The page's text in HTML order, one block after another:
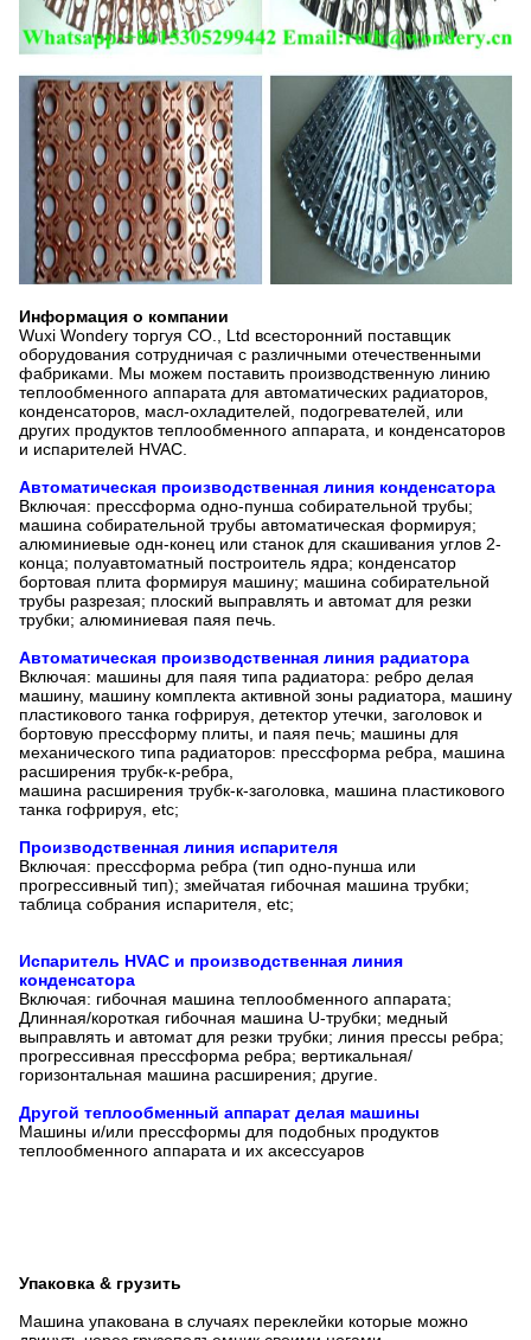
Информация о компании
Wuxi Wondery торгуя CO., Ltd всесторонний поставщик
оборудования сотрудничая с различными отечественными
фабриками. Мы можем поставить производственную линию
теплообменного аппарата для автоматических радиаторов,
конденсаторов, масл-охладителей, подогревателей, или
других продуктов теплообменного аппарата, и конденсаторов
и испарителей HVAC.
Автоматическая производственная линия конденсатора
Включая: прессформа одно-пунша собирательной трубы;
машина собирательной трубы автоматическая формируя;
алюминиевые одн-конец или станок для скашивания углов 2-
конца; полуавтоматный построитель ядра; конденсатор
бортовая плита формируя машину; машина собирательной
трубы разрезая; плоский выправлять и автомат для резки
трубки; алюминиевая паяя печь.
Автоматическая производственная линия радиатора
Включая: машины для паяя типа радиатора: ребро делая
машину, машину комплекта активной зоны радиатора, машину
пластикового танка гофрируя, детектор утечки, заголовок и
бортовую прессформу плиты, и паяя печь; машины для
механического типа радиаторов: прессформа ребра, машина
расширения трубк-к-ребра,
машина расширения трубк-к-заголовка, машина пластикового
танка гофрируя, etc;
Производственная линия испарителя
Включая: прессформа ребра (тип одно-пунша или
прогрессивный тип); змейчатая гибочная машина трубки;
таблица собрания испарителя, etc;
Испаритель HVAC и производственная линия
конденсатора
Включая: гибочная машина теплообменного аппарата;
Длинная/короткая гибочная машина U-трубки; медный
выправлять и автомат для резки трубки; линия прессы ребра;
прогрессивная прессформа ребра; вертикальная/
горизонтальная машина расширения; другие.
Другой теплообменный аппарат делая машины
Машины и/или прессформы для подобных продуктов
теплообменного аппарата и их аксессуаров
Упаковка & грузить
Машина упакована в случаях переклейки которые можно